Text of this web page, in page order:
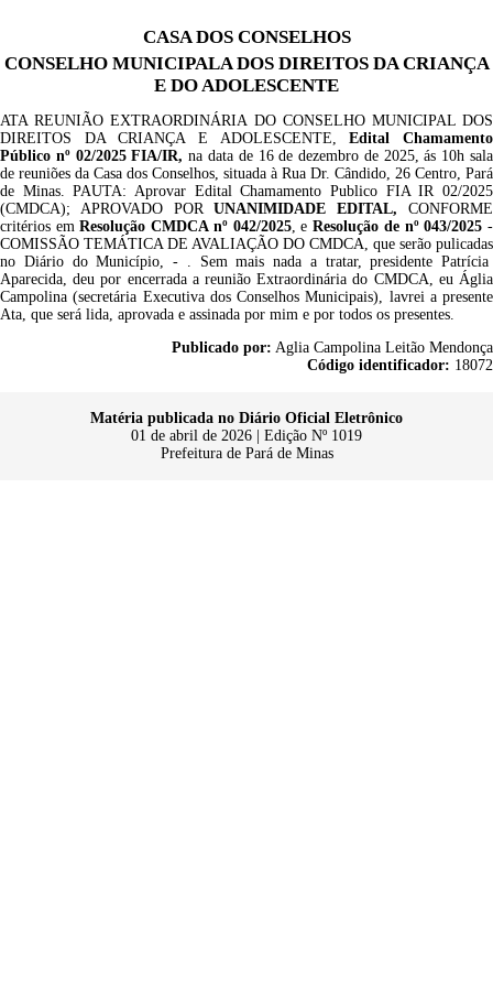
CASA DOS CONSELHOS
CONSELHO MUNICIPALA DOS DIREITOS DA CRIANÇA
E DO ADOLESCENTE
ATA REUNIÃO EXTRAORDINÁRIA DO CONSELHO MUNICIPAL DOS
DIREITOS DA CRIANÇA E ADOLESCENTE,
Edital Chamamento
Público nº 02/2025 FIA/IR, na data de 16 de dezembro de 2025, ás 10h sala
de reuniões da Casa dos Conselhos, situada à Rua Dr. Cândido, 26 Centro, Pará
de Minas. PAUTA: Aprovar Edital Chamamento Publico FIA IR 02/2025
(CMDCA);
APROVADO PORUNANIMIDADEEDITAL,
CONFORME
critérios emResolução CMDCA nº 042/2025, eResolução de nº 043/2025 -
COMISSÃO TEMÁTICA DE AVALIAÇÃO DO CMDCA, que serão pulicadas
no Diário do Município, - . Sem mais nada a tratar, presidente Patrícia
Aparecida, deu por encerrada a reunião Extraordinária do CMDCA, eu Áglia
Campolina (secretária Executiva dos Conselhos Municipais), lavrei a presente
Ata, que será lida, aprovada e assinada por mim e por todos os presentes.
Publicado por: Aglia Campolina Leitão Mendonça
Código identificador: 18072
Matéria publicada no Diário Oficial Eletrônico
01 de abril de 2026 | Edição Nº 1019
Prefeitura de Pará de Minas